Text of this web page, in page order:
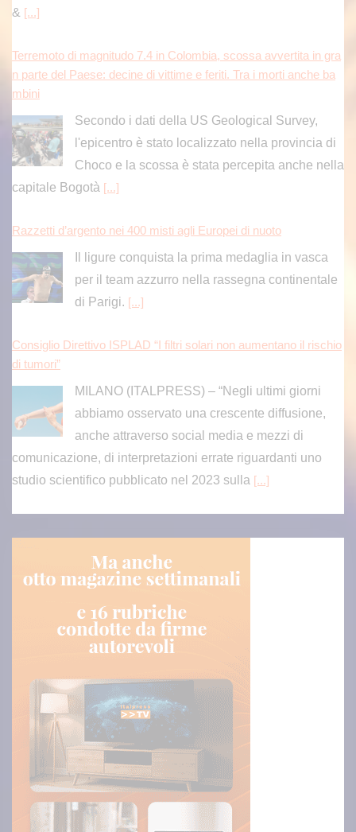
& [...]
Terremoto di magnitudo 7.4 in Colombia, scossa avvertita in gra
n parte del Paese: decine di vittime e feriti. Tra i morti anche ba
mbini
Secondo i dati della US Geological Survey,
l'epicentro è stato localizzato nella provincia di
Choco e la scossa è stata percepita anche nella
capitale Bogotà [...]
Razzetti d’argento nei 400 misti agli Europei di nuoto
Il ligure conquista la prima medaglia in vasca
per il team azzurro nella rassegna continentale
di Parigi. [...]
Consiglio Direttivo ISPLAD “I filtri solari non aumentano il rischio
di tumori”
MILANO (ITALPRESS) – “Negli ultimi giorni
abbiamo osservato una crescente diffusione,
anche attraverso social media e mezzi di
comunicazione, di interpretazioni errate riguardanti uno
studio scientifico pubblicato nel 2023 sulla [...]